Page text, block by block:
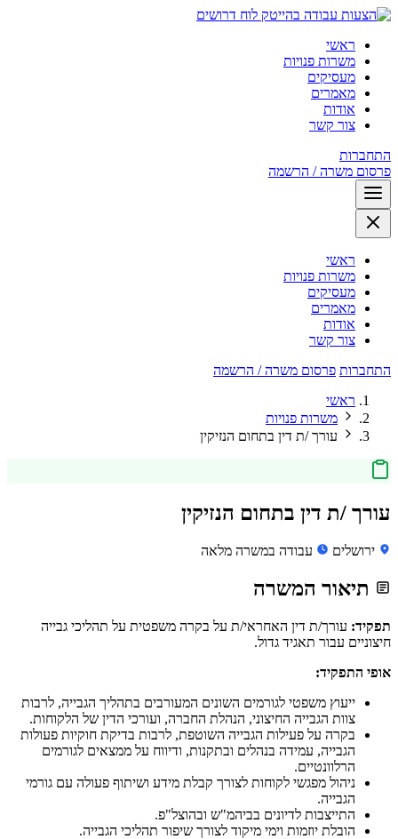
לוח דרושים
ראשי
משרות פנויות
מעסיקים
מאמרים
אודות
צור קשר
התחברות
פרסום משרה / הרשמה
ראשי
משרות פנויות
מעסיקים
מאמרים
אודות
צור קשר
התחברות פרסום משרה / הרשמה
ראשי
משרות פנויות
עורך /ת דין בתחום הנזיקין
עורך /ת דין בתחום הנזיקין
ירושלים עבודה במשרה מלאה
תיאור המשרה
תפקיד: עורך/ת דין האחראי/ת על בקרה משפטית על תהליכי גבייה
חיצוניים עבור תאגיד גדול.
אופי התפקיד:
ייעוץ משפטי לגורמים השונים המעורבים בתהליך הגבייה, לרבות
צוות הגבייה החיצוני, הנהלת החברה, ועורכי הדין של הלקוחות.
בקרה על פעילות הגבייה השוטפת, לרבות בדיקת חוקיות פעולות
הגבייה, עמידה בנהלים ובתקנות, ודיווח על ממצאים לגורמים
הרלוונטיים.
ניהול מפגשי לקוחות לצורך קבלת מידע ושיתוף פעולה עם גורמי
הגבייה.
התייצבות לדיונים בביהמ"ש ובהוצל"פ.
הובלת יוזמות וימי מיקוד לצורך שיפור תהליכי הגבייה.